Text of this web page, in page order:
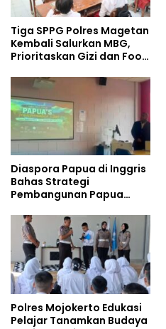
Tiga SPPG Polres Magetan
Kembali Salurkan MBG,
Prioritaskan Gizi dan Food
Diaspora Papua di Inggris
Bahas Strategi
Pembangunan Papua
Doktoral Internasional
Polres Mojokerto Edukasi
Pelajar Tanamkan Budaya